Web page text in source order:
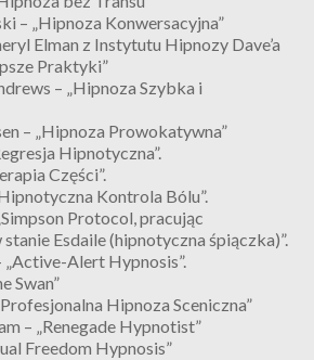
– „Hipnoza Konwersacyjna”
Elman z Instytutu Hipnozy Dave’a
Praktyki”
– „Hipnoza Szybka i
– „Hipnoza Prowokatywna”
Hipnotyczna”.
Części”.
Kontrola Bólu”.
Protocol, pracując
Esdaile (hipnotyczna śpiączka)”.
„Active-Alert Hypnosis”.
Swan”
Hipnoza Sceniczna”
– „Renegade Hypnotist”
Freedom Hypnosis”